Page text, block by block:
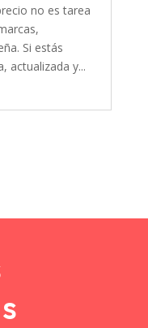
no es tarea
Si estás
actualizada y...